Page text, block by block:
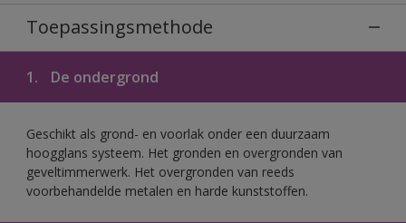
Toepassingsmethode
1. De ondergrond
Geschikt als grond- en voorlak onder een duurzaam
hoogglans systeem. Het gronden en overgronden van
geveltimmerwerk. Het overgronden van reeds
voorbehandelde metalen en harde kunststoffen.